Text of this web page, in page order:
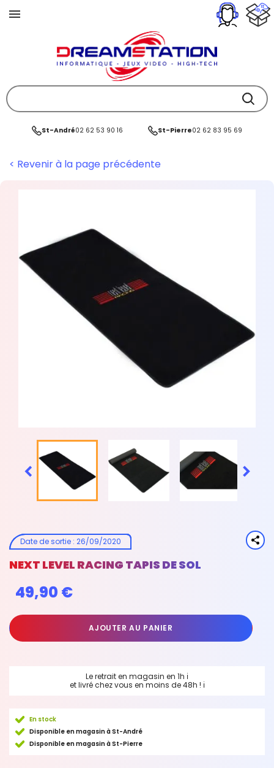
St-André02 62 53 90 16 St-Pierre02 62 83 95 69
< Revenir à la page précédente
 
Date de sortie: 26/09/2020
NEXT LEVEL RACING TAPIS DE SOL
49,90 €
AJOUTER AU PANIER
Le retrait en magasin en 1h ℹ
et livré chez vous en moins de 48h ! ℹ
En stock
Disponible en magasin à St-André
Disponible en magasin à St-Pierre